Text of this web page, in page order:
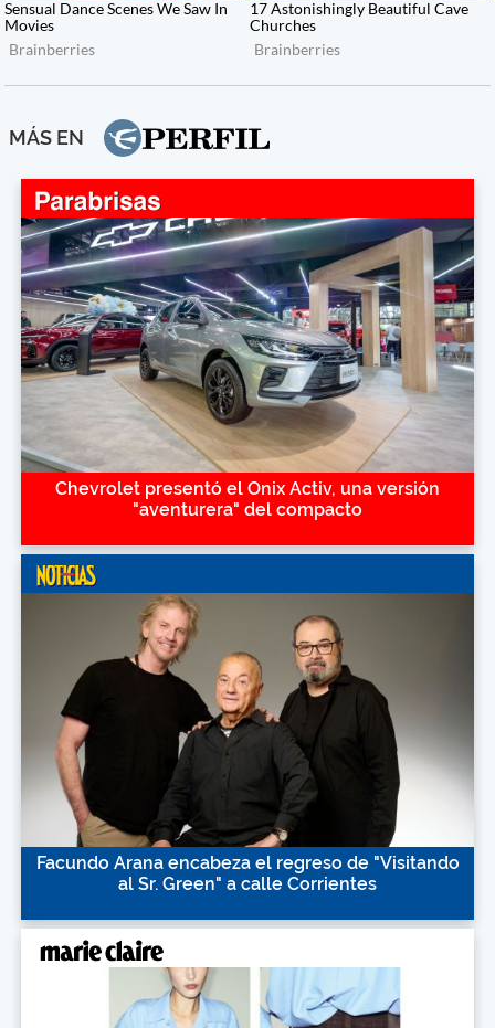
MÁS EN
Chevrolet presentó el Onix Activ, una versión
"aventurera" del compacto
Facundo Arana encabeza el regreso de "Visitando
al Sr. Green" a calle Corrientes